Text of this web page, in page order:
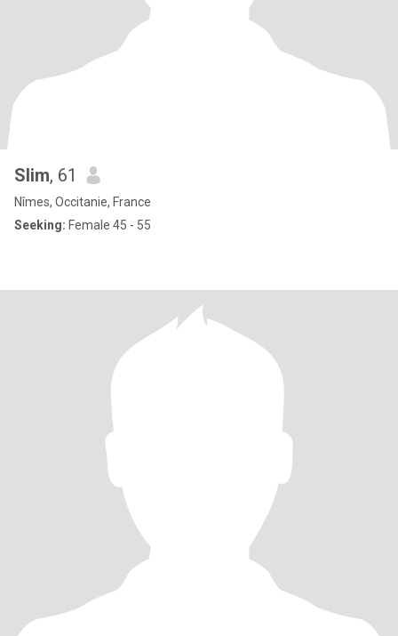
Slim, 61
Nîmes, Occitanie, France
Seeking: Female 45 - 55